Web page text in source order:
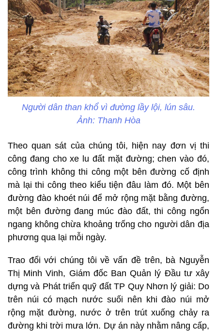
Người dân than khổ vì đường lầy lội, lún sâu.
Ảnh: Thanh Hòa
Theo quan sát của chúng tôi, hiện nay đơn vị thi
công đang cho xe lu đất mặt đường; chen vào đó,
công trình không thi công một bên đường cố định
mà lại thi công theo kiểu tiện đâu làm đó. Một bên
đường đào khoét núi để mở rộng mặt bằng đường,
một bên đường đang múc đào đất, thi công ngổn
ngang không chừa khoảng trống cho người dân địa
phương qua lại mỗi ngày.
Trao đổi với chúng tôi về vấn đề trên, bà Nguyễn
Thị Minh Vinh, Giám đốc Ban Quản lý Đầu tư xây
dựng và Phát triển quỹ đất TP Quy Nhơn lý giải: Do
trên núi có mạch nước suối nên khi đào núi mở
rộng mặt đường, nước ở trên trút xuống chảy ra
đường khi trời mưa lớn. Dự án này nhằm nâng cấp,